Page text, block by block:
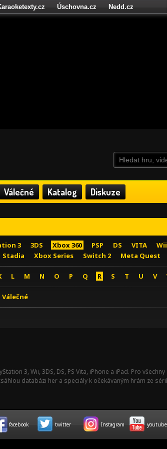
Válečné Katalog Diskuze
3 3DS Xbox 360 PSP DS VITA
Stadia Xbox Series Switch 2 Meta Quest
L M N O P Q R S T U V
Válečné
3, Wii, 3DS, DS, PS Vita, iPhone a iPad. Pro
databázi her a speciály k očekávaným hrám ze
Úschovna.cz
Nedd.cz
facebook twitter Instagram youtube